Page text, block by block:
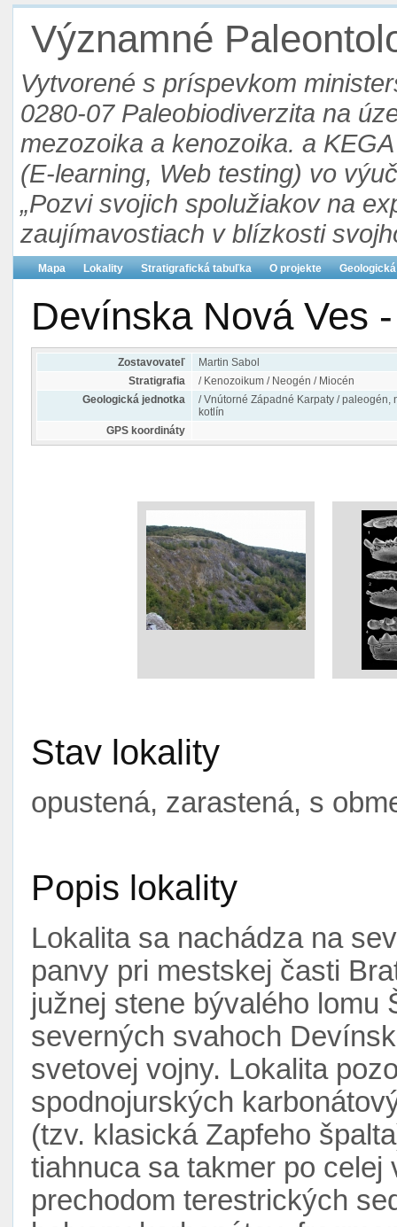
Významné
Vytvorené s príspevkom
0280-07 Paleobiodiverzita na
mezozoika a kenozoika. a
(E-learning, Web testing) vo
„Pozvi svojich spolužiakov na
zaujímavostiach v blízkosti
Mapa Lokality Stratigrafická tabuľka O projekte
Devínska Nová Ves
Zostavovateľ
Martin Sabol
Stratigrafia
/ Kenozoikum / Neogén / Miocén
Geologická jednotka
/ Vnútorné Západné Karpaty / paleogén,
kotlín
GPS koordináty
Stav lokality
opustená, zarastená, s
Popis lokality
Lokalita sa nachádza na
panvy pri mestskej časti
južnej stene bývalého lomu
severných svahoch
svetovej vojny. Lokalita
spodnojurských
(tzv. klasická Zapfeho
tiahnuca sa takmer po
prechodom terestrických